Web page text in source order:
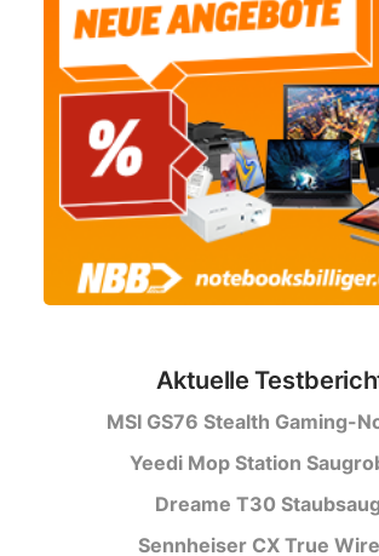
Aktuelle
MSI GS76 Stealth Gaming-
Yeedi Mop Station
Dreame T30
Sennheiser CX True